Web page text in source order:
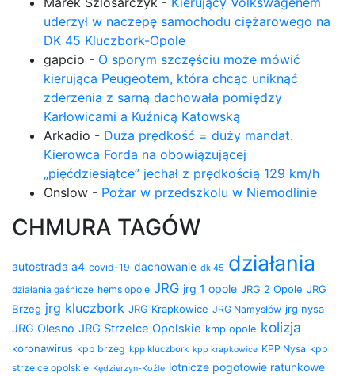
uderzył w naczepę samochodu ciężarowego na
DK 45 Kluczbork-Opole
gapcio - O sporym szczęściu może mówić
kierująca Peugeotem, która chcąc uniknąć
zderzenia z sarną dachowała pomiędzy
Karłowicami a Kuźnicą Katowską
Arkadio - Duża prędkość = duży mandat.
Kierowca Forda na obowiązującej
„pięćdziesiątce” jechał z prędkością 129 km/h
Onslow - Pożar w przedszkolu w Niemodlinie
CHMURA TAGÓW
autostrada a4 covid-19 dachowanie dk 45 działania
działania gaśnicze hems opole JRG jrg 1 opole JRG 2 Opole JRG
Brzeg jrg kluczbork JRG Krapkowice JRG Namysłów jrg nysa
JRG Olesno JRG Strzelce Opolskie kmp opole kolizja
koronawirus kpp brzeg kpp kluczbork kpp krapkowice KPP Nysa kpp
strzelce opolskie Kędzierzyn-Koźle lotnicze pogotowie ratunkowe